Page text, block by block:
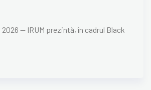
— IRUM prezintă, în cadrul Black